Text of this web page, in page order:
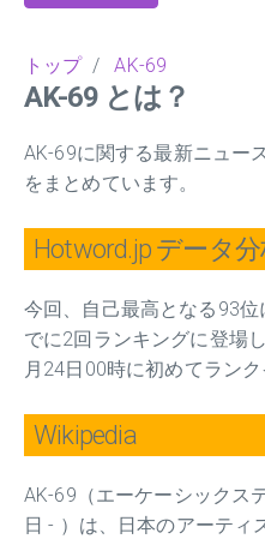
トップ/AK-69
AK-69 とは？
AK-69に関する最新ニュー
をまとめています。
Hotword.jp データ
今回、自己最高となる93
でに2回ランキングに登場
月24日00時に初めてランク
Wikipedia
AK-69（エーケーシックス
日 - ）は、日本のアーティ